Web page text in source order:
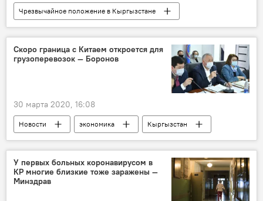
Чрезвычайное положение в Кыргызстане
Коронавирус в Кыргызстане
Новости
Общество
Кыргызстан
Политика
Коронавирус - 2020
Бишкек
Скоро граница с Китаем откроется для
грузоперевозок — Боронов
30 марта 2020, 16:08
Новости экономика
Кыргызстан
Режим чрезвычайной ситуации в Кыргызстане из-за коронавируса
Чрезвычайное положение в Кыргызстане
коронавирус
Кубатбек Боронов
У первых больных коронавирусом в
КР многие близкие тоже заражены —
Минздрав